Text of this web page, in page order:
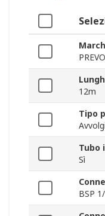
12m
Tipo
Tubo
Sì
BSP